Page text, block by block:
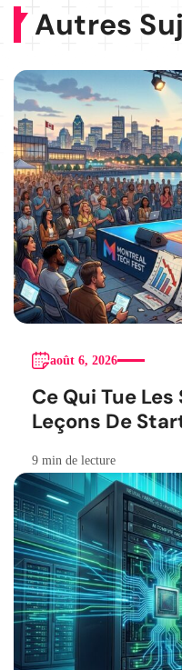
Autres
août 6, 2026
Ce Qui Tue
Leçons De
9 min de lecture